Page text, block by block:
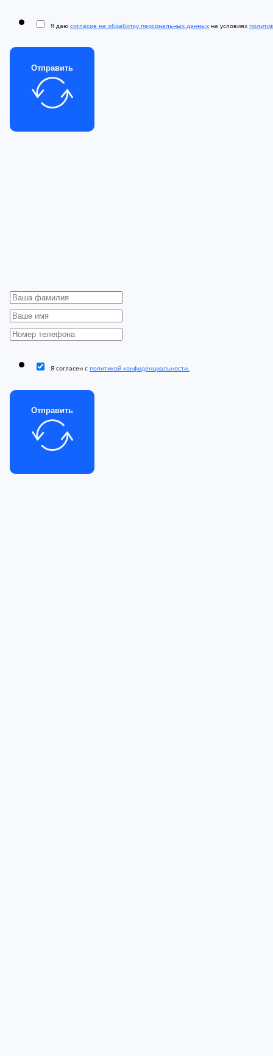
Я даю согласие на обработку персональных данных на условиях
Отправить
Я согласен с политикой конфиденциальности.
Отправить